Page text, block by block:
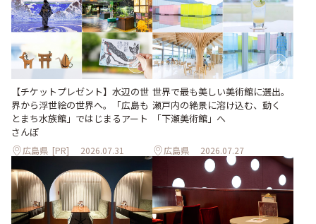
【チケットプレゼント】水辺の世
界から浮世絵の世界へ。「広島も
とまち水族館」ではじまるアート
さんぽ
広島県 [PR] 2026.07.31
世界で最も美しい美術館に選出。
瀬戸内の絶景に溶け込む、動く
「下瀬美術館」へ
広島県 2026.07.27